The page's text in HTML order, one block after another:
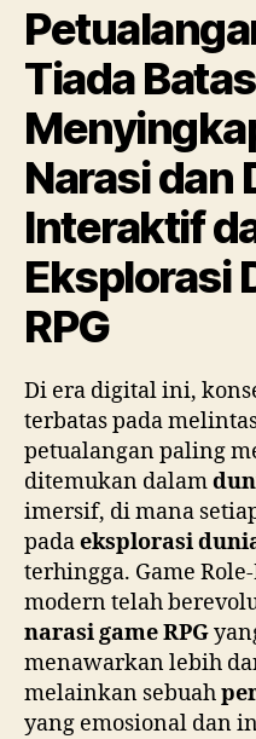
Tiada
Narasi dan
Interaktif
Eksplorasi
RPG
Di era digital ini,
terbatas pada
petualangan paling
ditemukan dalam
imersif, di mana
padaeksplorasi
terhingga. Game
modern telah
narasi game RPG
menawarkan lebih
melainkan sebuah
yang emosional dan